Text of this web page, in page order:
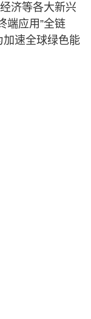
济等各大新兴
端应用”全链
加速全球绿色能